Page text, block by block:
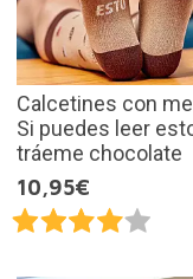
Calcetines con
Si puedes leer
tráeme chocolate
10,95€